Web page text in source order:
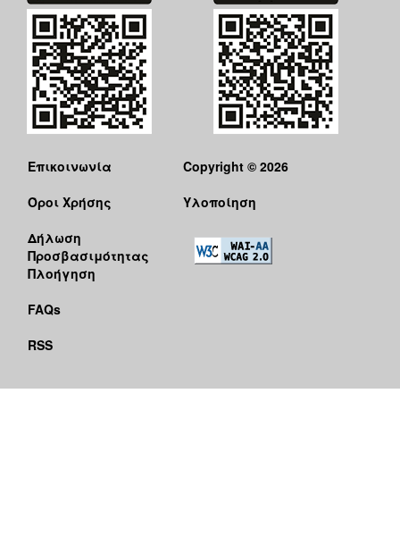
Επικοινωνία
Όροι Χρήσης
Δήλωση
Προσβασιμότητας
Πλοήγηση
FAQs
RSS
Copyright © 2026
Υλοποίηση